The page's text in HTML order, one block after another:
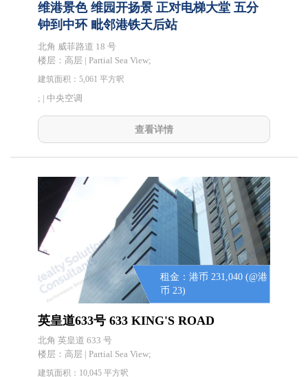
维港景色 维园开扬景 正对电梯大堂 五分
钟到中环 毗邻港铁天后站
北角 威菲路道 18 号
楼层： 高层 | Partial Sea View;
建筑面积：5,061 平方呎
; | 中央空调
查看详情
租金：港币 231,040 (@港
币 23)
英皇道633号 633 KING'S ROAD
北角 英皇道 633 号
楼层： 高层 | Partial Sea View;
建筑面积：10,045 平方呎